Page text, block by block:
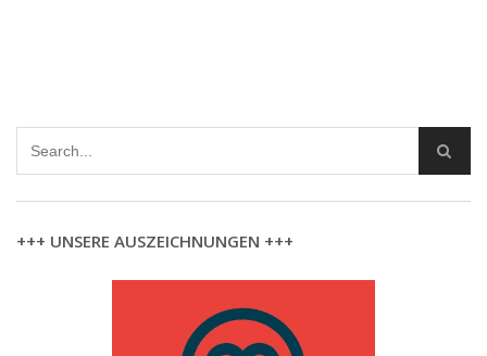
+++ UNSERE AUSZEICHNUNGEN +++